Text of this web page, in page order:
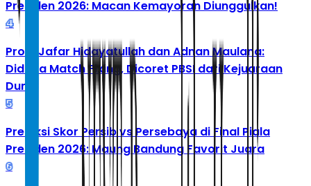
Presiden 2026: Macan Kemayoran Diunggulkan!
4
Profil Jafar Hidayatullah dan Adnan Maulana:
Diduga Match Fixing, Dicoret PBSI dari Kejuaraan
Dunia
5
Prediksi Skor Persib vs Persebaya di Final Piala
Presiden 2026: Maung Bandung Favorit Juara
6